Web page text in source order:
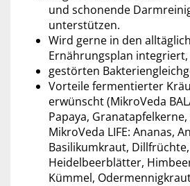
und schonende
unterstützen.
Wird gerne in den
Ernährungsplan integriert,
gestörten
Vorteile fermentierter
erwünscht (MikroVeda
Papaya,
MikroVeda LIFE: Ananas,
Basilikumkraut,
Heidelbeerblätter,
Kümmel,